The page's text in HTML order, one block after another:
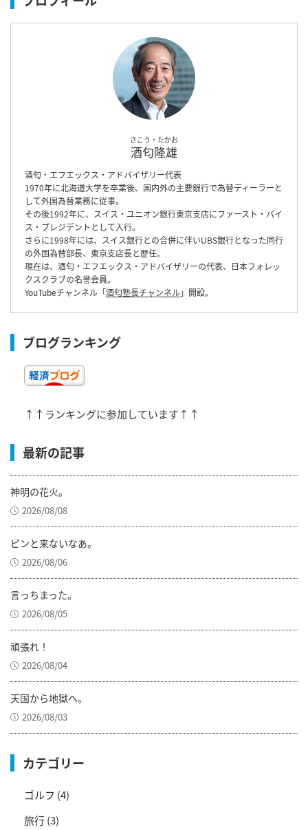
さこう・たかお
酒匂隆雄
酒匂・エフエックス・アドバイザリー代表
1970年に北海道大学を卒業後、国内外の主要銀行で為替ディーラーと
して外国為替業務に従事。
その後1992年に、スイス・ユニオン銀行東京支店にファースト・バイ
ス・プレジデントとして入行。
さらに1998年には、スイス銀行との合併に伴いUBS銀行となった同行
の外国為替部長、東京支店長と歴任。
現在は、酒匂・エフエックス・アドバイザリーの代表、日本フォレッ
クスクラブの名誉会員。
YouTubeチャンネル「酒匂塾長チャンネル」開設。
ブログランキング
↑↑ランキングに参加しています↑↑
最新の記事
神明の花火。
2026/08/08
ピンと来ないなあ。
2026/08/06
言っちまった。
2026/08/05
頑張れ！
2026/08/04
天国から地獄へ。
2026/08/03
カテゴリー
ゴルフ (4)
旅行(3)